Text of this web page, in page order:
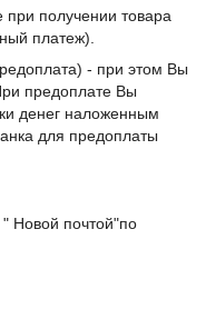
получении товара
платеж).
- при этом Вы
предоплате Вы
денег наложенным
для предоплаты
Новой почтой"по